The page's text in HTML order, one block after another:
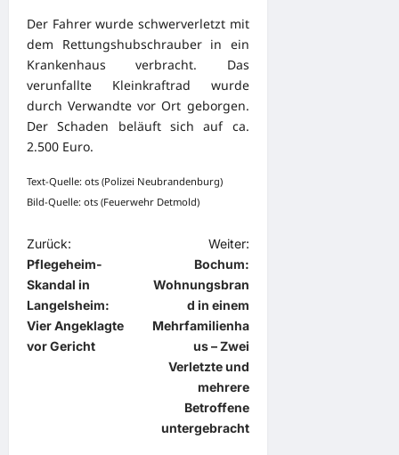
Der Fahrer wurde schwerverletzt mit
dem Rettungshubschrauber in ein
Krankenhaus verbracht. Das
verunfallte Kleinkraftrad wurde
durch Verwandte vor Ort geborgen.
Der Schaden beläuft sich auf ca.
2.500 Euro.
Text-Quelle: ots (Polizei Neubrandenburg)
Bild-Quelle: ots (Feuerwehr Detmold)
B
e
i
t
r
Zurück:
Pflegeheim-
Skandal in
Langelsheim:
Vier Angeklagte
vor Gericht
Weiter:
Bochum:
Wohnungsbran
d in einem
Mehrfamilienha
us – Zwei
Verletzte und
mehrere
Betroffene
untergebracht